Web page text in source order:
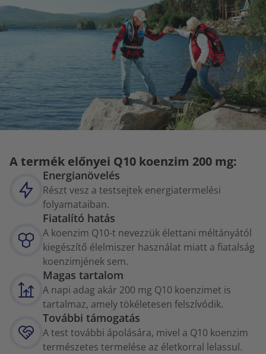
A termék előnyei Q10 koenzim 200 mg:
Energianövelés
Részt vesz a testsejtek energiatermelési
folyamataiban.
Fiatalító hatás
A koenzim Q10-t nevezzük élettani méltányától
kiegészítő élelmiszer használat miatt a fiatalság
koenzimjének sem.
Magas tartalom
A napi adag akár 200 mg Q10 koenzimet is
tartalmaz, amely tökéletesen felszívódik.
További támogatás
A test további ápolására, mivel a Q10 koenzim
természetes termelése az életkorral lelassul.